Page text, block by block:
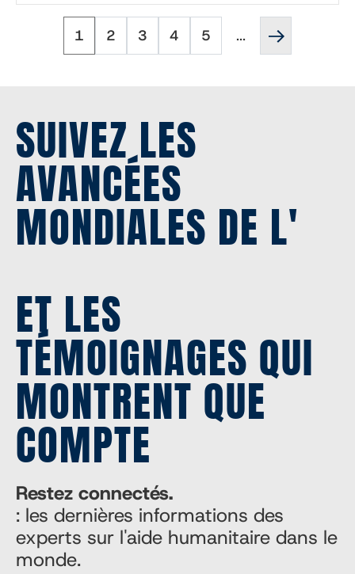
Pagination
1 2 3 4 5 ...
suivante
SUIVEZ LES
AVANCÉES
MONDIALES DE L'
ET LES
TÉMOIGNAGES QUI
MONTRENT QUE
COMPTE
Restez connectés.
: les dernières informations des
experts sur l'aide humanitaire dans le
monde.